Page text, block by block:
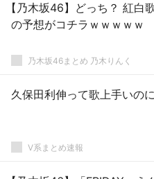
【乃木坂46】どっち？ 紅白
の予想がコチラｗｗｗｗｗ
乃木坂46まとめ 乃木りんく
久保田利伸って歌上手いの
V系まとめ速報